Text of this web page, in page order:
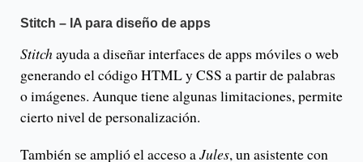
Stitch – IA para diseño de apps
Stitchayuda a diseñar interfaces de apps móviles o web
generando el código HTML y CSS a partir de palabras
o imágenes. Aunque tiene algunas limitaciones, permite
cierto nivel de personalización.
También se amplió el acceso aJules, un asistente con